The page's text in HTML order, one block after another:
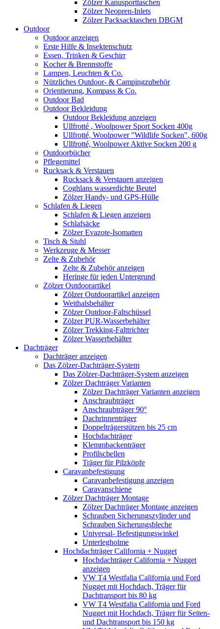
Zölzer Kanusporttaschen
Zölzer Neopren-Inlets
Zölzer Packsacktaschen DBGM
Outdoor
Outdoor anzeigen
Erste Hilfe & Insektenschutz
Essen, Trinken & Geschirr
Kocher & Brennstoffe
Lampen, Leuchten & Co.
Nützliches Outdoor- & Campingzubehör
Orientierung, Kompass & Co.
Outdoor Bad
Outdoor Bekleidung
Outdoor Bekleidung anzeigen
Ullfrotté , Woolpower Sport Socken 400g
Ullfrotté, Woolpower "Wildlife Socken", 600g
Ullfrotté, Woolpower Aktive Socken 200 g
Outdoorbücher
Pflegemittel
Rucksack & Verstauen
Rucksack & Verstauen anzeigen
Coghlans wasserdichte Beutel
Zölzer Handy- und GPS-Hülle
Schlafen & Liegen
Schlafen & Liegen anzeigen
Schlafsäcke
Zölzer Evazote-Isomatten
Tisch & Stuhl
Werkzeuge & Messer
Zelte & Zubehör
Zelte & Zubehör anzeigen
Heringe für jeden Untergrund
Zölzer Outdoorartikel
Zölzer Outdoorartikel anzeigen
Weithalsbehälter
Zölzer Outdoor-Faltschüssel
Zölzer PUR-Wasserbehälter
Zölzer Trekking-Falttrichter
Zölzer Wasserbehälter
Dachträger
Dachträger anzeigen
Das Zölzer-Dachträger-System
Das Zölzer-Dachträger-System anzeigen
Zölzer Dachträger Varianten
Zölzer Dachträger Varianten anzeigen
Anschraubträger
Anschraubträger 90°
Dachrinnenträger
Doppelträgerstützen bis 25 cm
Hochdachträger
Klemmbackenträger
Profilschellen
Träger für Pilzköpfe
Caravanbefestigung
Caravanbefestigung anzeigen
Caravanschiene
Zölzer Dachträger Montage
Zölzer Dachträger Montage anzeigen
Schrauben Sicherungszylinder und
Schrauben Sicherungsbleche
Universal- Befestigungswinkel
Unterlegholme
Hochdachträger California + Nugget
Hochdachträger California + Nugget
anzeigen
VW T4 Westfalia California und Ford
Nugget mit Hochdach, Träger für
Dachtransport bis 80 kg
VW T4 Westfalia California und Ford
Nugget mit Hochdach, Träger für Seiten-
und Dachtransport bis 150 kg